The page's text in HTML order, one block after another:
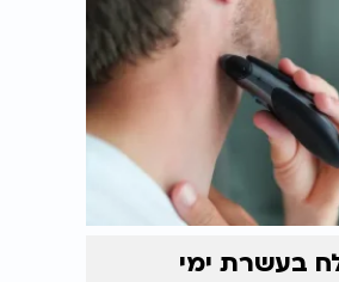
בעשרת ימי